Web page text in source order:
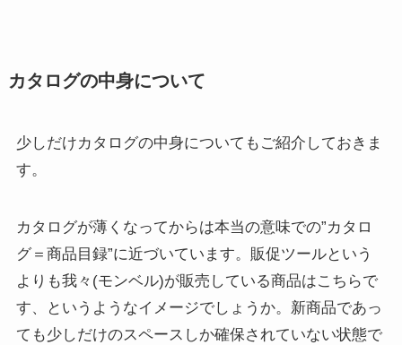
カタログの中身について
少しだけカタログの中身についてもご紹介しておきま
す。
カタログが薄くなってからは本当の意味での”カタロ
グ＝商品目録”に近づいています。販促ツールという
よりも我々(モンベル)が販売している商品はこちらで
す、というようなイメージでしょうか。新商品であっ
ても少しだけのスペースしか確保されていない状態で